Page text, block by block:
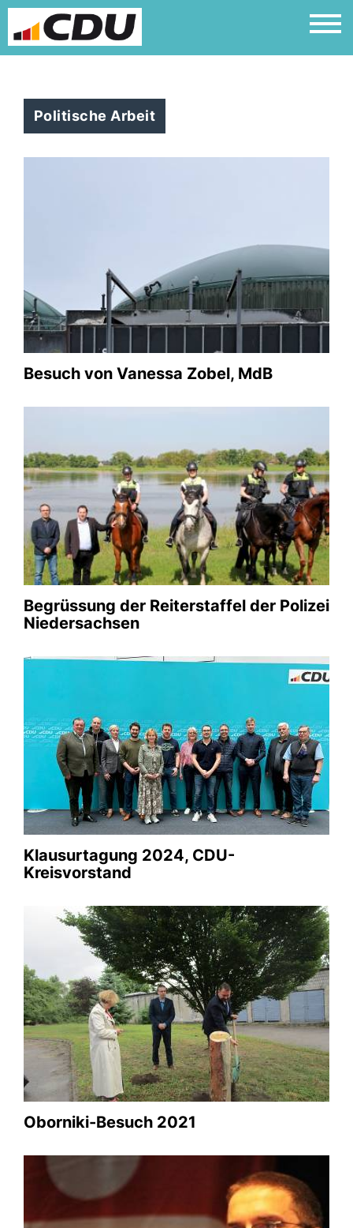
Politische Arbeit
Besuch von Vanessa Zobel, MdB
Galerie anschauen
Begrüssung der Reiterstaffel der Polizei
Niedersachsen
Galerie anschauen
Klausurtagung 2024, CDU-
Kreisvorstand
Klausurtagung 2024, CDU-
Kreisvorstand
Galerie anschauen
Oborniki-Besuch 2021
Oborniki-Besuch 2021
08.09.2021
Pflanzung eines Freundschaftsbaumes mit der
Landrätin Kopalska.
Galerie anschauen
Grusswort als Stellv. Landrat bei
der Sportlerwahl 2019
20.09.2019
Galerie anschauen
Rede auf dem CDU-Kreisparteitag